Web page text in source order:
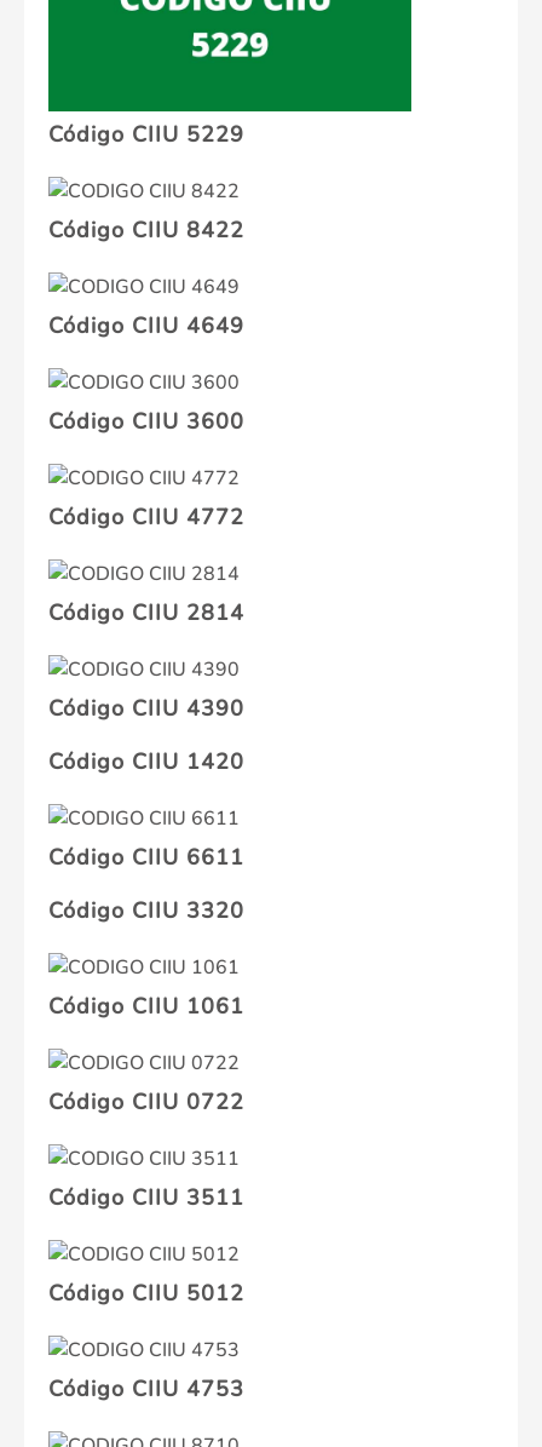
Código CIIU 5229
Código CIIU 8422
Código CIIU 4649
Código CIIU 3600
Código CIIU 4772
Código CIIU 2814
Código CIIU 4390
Código CIIU 1420
Código CIIU 6611
Código CIIU 3320
Código CIIU 1061
Código CIIU 0722
Código CIIU 3511
Código CIIU 5012
Código CIIU 4753